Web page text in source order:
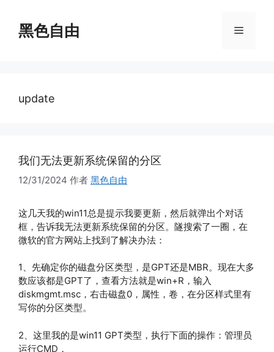
黑色自由 菜
update
我们无法更新系统保留的分区
12/31/2024 作者 黑色自由
这几天我的win11总是提示我要更新，然后就弹出个对话
框，告诉我无法更新系统保留的分区。隧搜索了一圈，在
微软的官方网站上找到了解决办法：
1、先确定你的磁盘分区类型，是GPT还是MBR。现在大多
数应该都是GPT了，查看方法就是win+R，输入
diskmgmt.msc，右击磁盘0，属性，卷，在分区样式里有
写你的分区类型。
2、这里我的是win11 GPT类型，执行下面的操作：管理员
运行CMD，